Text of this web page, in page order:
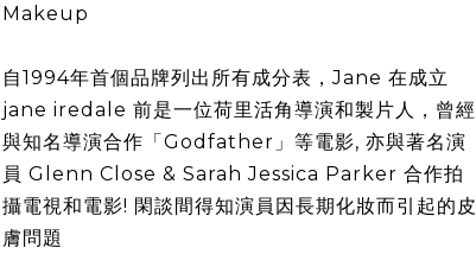
Makeup
自1994年首個品牌列出所有成分表，Jane 在成立
jane iredale 前是一位荷里活角導演和製片人，曾經
與知名導演合作「Godfather」等電影, 亦與著名演
員 Glenn Close & Sarah Jessica Parker 合作拍
攝電視和電影! 閑談間得知演員因長期化妝而引起的皮
膚問題